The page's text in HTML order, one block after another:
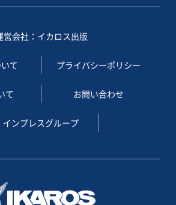
営会社：イカロス出版
て プライバシーポリシー
て お問い合わせ
インプレスグループ